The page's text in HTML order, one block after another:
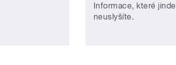
Informace, které jinde
neuslyšíte.